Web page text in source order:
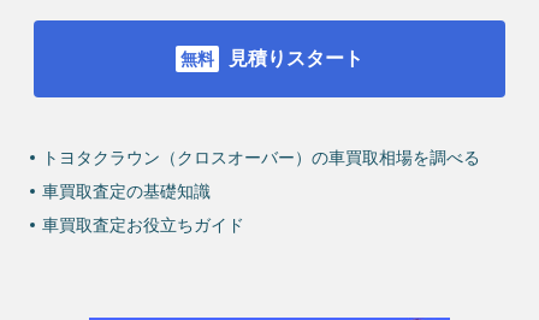
見積りスタート
トヨタクラウン（クロスオーバー）の車買取相場を調べる
車買取査定の基礎知識
車買取査定お役立ちガイド